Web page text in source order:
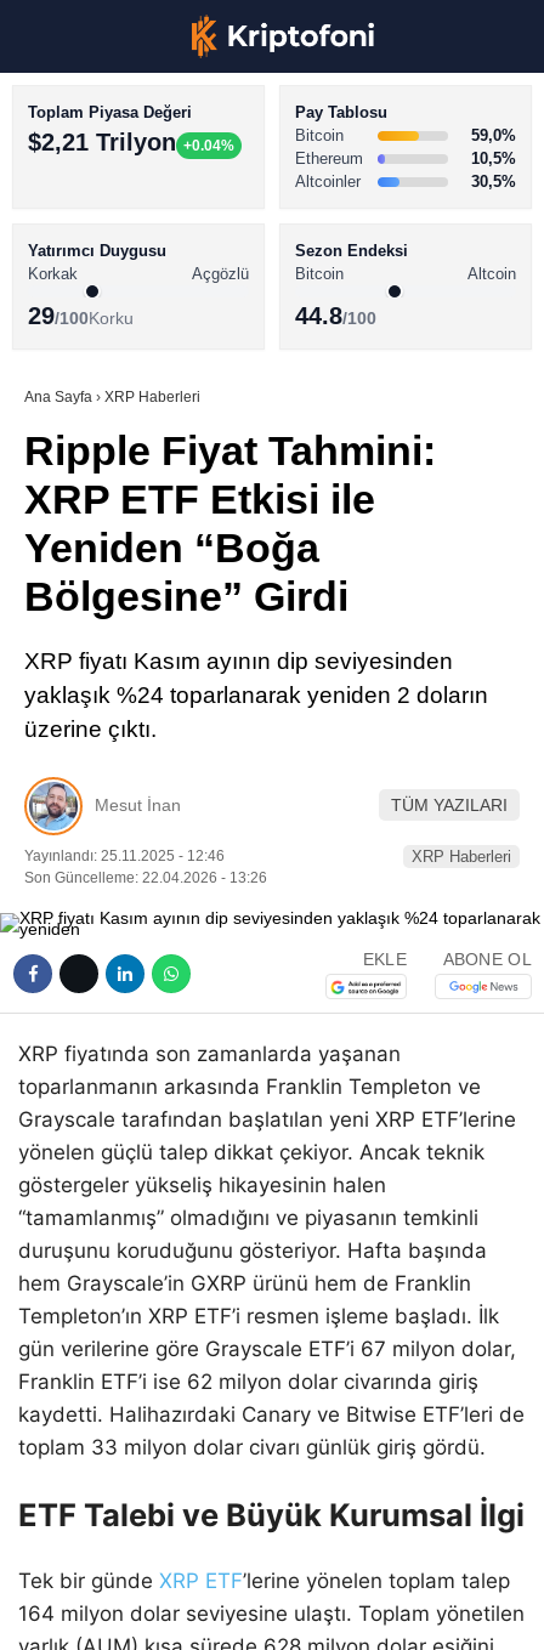
Youtube
TikTok
BİTCOİN HABERLERİ
ALTCOİN HABERLERİ
SÖZLÜK
Toplam Piyasa Değeri
$2,21 Trilyon +0.04%
Pay Tablosu
Bitcoin
59,0%
Ethereum
10,5%
Altcoinler
30,5%
Yatırımcı Duygusu
Korkak
Açgözlü
29/100Korku
Sezon Endeksi
Bitcoin
Altcoin
44.8/100
Ana Sayfa › XRP Haberleri
Ripple Fiyat Tahmini:
XRP ETF Etkisi ile
Yeniden “Boğa
Bölgesine” Girdi
XRP fiyatı Kasım ayının dip seviyesinden
yaklaşık %24 toparlanarak yeniden 2 doların
üzerine çıktı.
Mesut İnan TÜM YAZILARI
Yayınlandı: 25.11.2025 - 12:46
Son Güncelleme: 22.04.2026 - 13:26
XRP Haberleri
EKLE ABONE OL
XRP fiyatında son zamanlarda yaşanan
toparlanmanın arkasında Franklin Templeton ve
Grayscale tarafından başlatılan yeni XRP ETF’lerine
yönelen güçlü talep dikkat çekiyor. Ancak teknik
göstergeler yükseliş hikayesinin halen
“tamamlanmış” olmadığını ve piyasanın temkinli
duruşunu koruduğunu gösteriyor. Hafta başında
hem Grayscale’in GXRP ürünü hem de Franklin
Templeton’ın XRP ETF’i resmen işleme başladı. İlk
gün verilerine göre Grayscale ETF’i 67 milyon dolar,
Franklin ETF’i ise 62 milyon dolar civarında giriş
kaydetti. Halihazırdaki Canary ve Bitwise ETF’leri de
toplam 33 milyon dolar civarı günlük giriş gördü.
ETF Talebi ve Büyük Kurumsal İlgi
Tek bir günde XRP ETF’lerine yönelen toplam talep
164 milyon dolar seviyesine ulaştı. Toplam yönetilen